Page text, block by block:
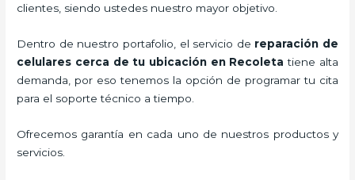
clientes, siendo ustedes nuestro mayor objetivo.
Dentro de nuestro portafolio, el servicio de reparación de
celulares cerca de tu ubicación en Recoleta tiene alta
demanda, por eso tenemos la opción de programar tu cita
para el soporte técnico a tiempo.
Ofrecemos garantía en cada uno de nuestros productos y
servicios.